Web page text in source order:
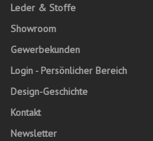
Leder & Stoffe
Showroom
Gewerbekunden
Login - Persönlicher Bereich
Design-Geschichte
Kontakt
Newsletter